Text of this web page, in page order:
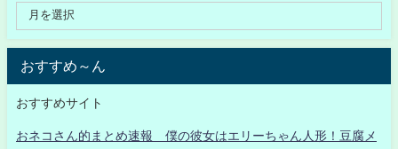
おすすめ～ん
おすすめサイト
おネコさん的まとめ速報 僕の彼女はエリーちゃん人形！豆腐メ